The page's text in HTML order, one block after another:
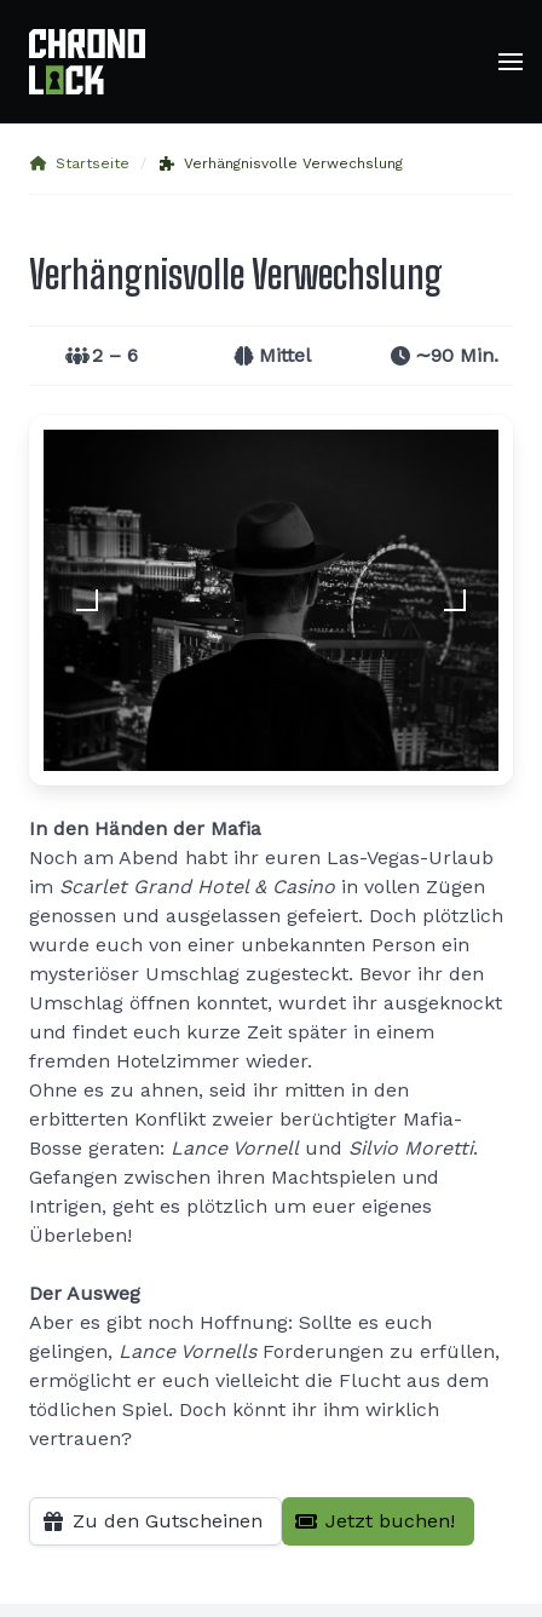
Startseite Verhängnisvolle Verwechslung
Verhängnisvolle Verwechslung
2 – 6 Mittel ∼90 Min.
In den Händen der Mafia
Noch am Abend habt ihr euren Las-Vegas-Urlaub
im Scarlet Grand Hotel & Casino in vollen Zügen
genossen und ausgelassen gefeiert. Doch plötzlich
wurde euch von einer unbekannten Person ein
mysteriöser Umschlag zugesteckt. Bevor ihr den
Umschlag öffnen konntet, wurdet ihr ausgeknockt
und findet euch kurze Zeit später in einem
fremden Hotelzimmer wieder.
Ohne es zu ahnen, seid ihr mitten in den
erbitterten Konflikt zweier berüchtigter Mafia-
Bosse geraten: Lance Vornellund Silvio Moretti.
Gefangen zwischen ihren Machtspielen und
Intrigen, geht es plötzlich um euer eigenes
Überleben!
Der Ausweg
Aber es gibt noch Hoffnung: Sollte es euch
gelingen, Lance VornellsForderungen zu erfüllen,
ermöglicht er euch vielleicht die Flucht aus dem
tödlichen Spiel. Doch könnt ihr ihm wirklich
vertrauen?
Zu den Gutscheinen Jetzt buchen!